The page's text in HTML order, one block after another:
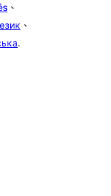
、
、
.